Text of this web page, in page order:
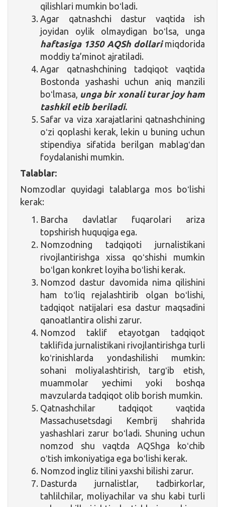
qilishlari mumkin boʻladi.
Agar qatnashchi dastur vaqtida ish
joyidan oylik olmaydigan boʻlsa, unga
haftasiga 1350 AQSh dollarimiqdorida
moddiy ta’minot ajratiladi.
Agar qatnashchining tadqiqot vaqtida
Bostonda yashashi uchun aniq manzili
boʻlmasa, unga bir xonali turar joy ham
tashkil etib beriladi.
Safar va viza xarajatlarini qatnashchining
oʻzi qoplashi kerak, lekin u buning uchun
stipendiya sifatida berilgan mablagʻdan
foydalanishi mumkin.
Talablar:
Nomzodlar quyidagi talablarga mos boʻlishi
kerak:
Barcha davlatlar fuqarolari ariza
topshirish huquqiga ega.
Nomzodning tadqiqoti jurnalistikani
rivojlantirishga xissa qoʻshishi mumkin
boʻlgan konkret loyiha boʻlishi kerak.
Nomzod dastur davomida nima qilishini
ham toʻliq rejalashtirib olgan boʻlishi,
tadqiqot natijalari esa dastur maqsadini
qanoatlantira olishi zarur.
Nomzod taklif etayotgan tadqiqot
taklifida jurnalistikani rivojlantirishga turli
koʻrinishlarda yondashilishi mumkin:
sohani moliyalashtirish, targʻib etish,
muammolar yechimi yoki boshqa
mavzularda tadqiqot olib borish mumkin.
Qatnashchilar tadqiqot vaqtida
Massachusetsdagi Kembrij shahrida
yashashlari zarur boʻladi. Shuning uchun
nomzod shu vaqtda AQShga koʻchib
oʻtish imkoniyatiga ega boʻlishi kerak.
Nomzod ingliz tilini yaxshi bilishi zarur.
Dasturda jurnalistlar, tadbirkorlar,
tahlilchilar, moliyachilar va shu kabi turli